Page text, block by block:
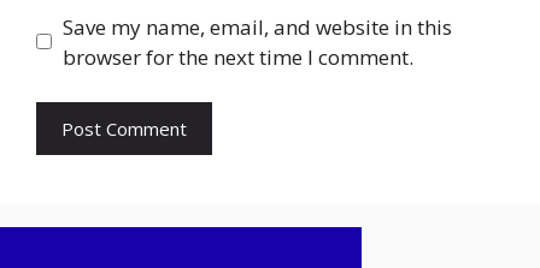
Save my name, email, and website in this
browser for the next time I comment.